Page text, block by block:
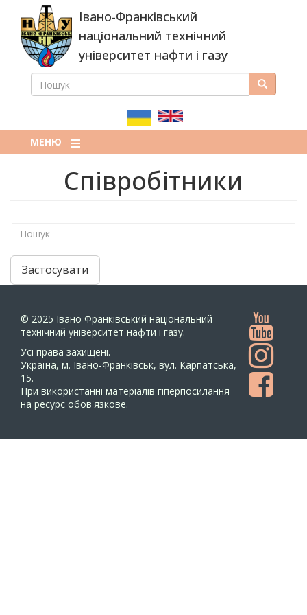
основного
вмісту
Івано-Франківський
національний технічний
університет нафти і газу
ПОШУКОВА
ПОШУК Пошук
МЕНЮ
Співробітники
Застосувати
© 2025 Івано Франківський національний
технічний університет нафти і газу.
Усi права захищенi.
Україна, м. Івано-Франківськ, вул. Карпатська,
15.
При використанні матеріалів гіперпосилання
на ресурс обов'язкове.